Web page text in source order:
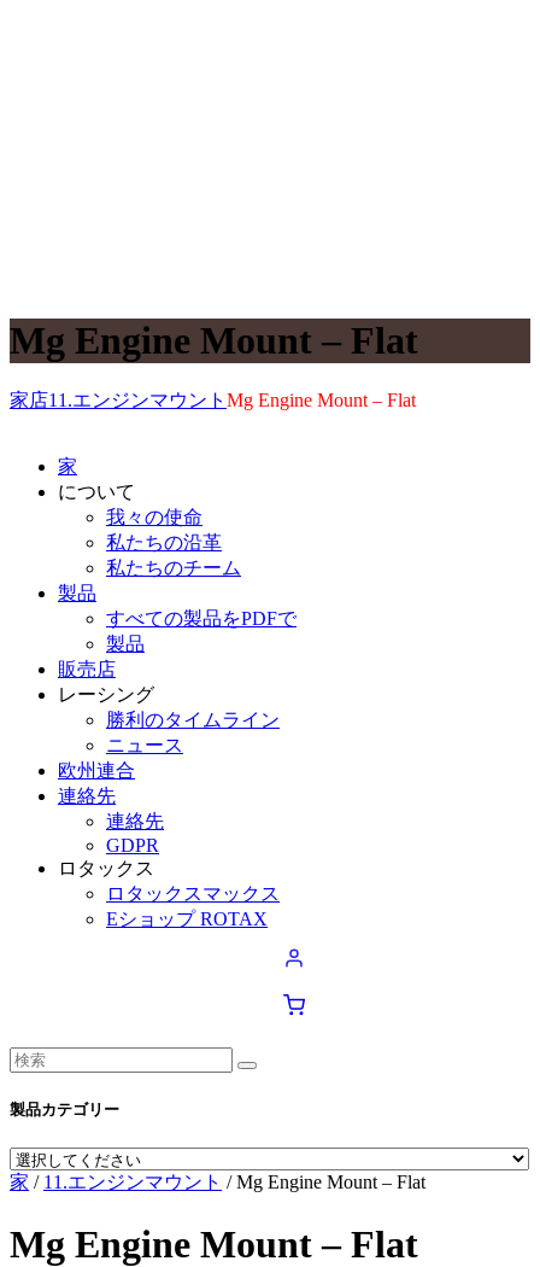
Mg Engine Mount – Flat
家店11.エンジンマウント Mg Engine Mount – Flat
家
について
我々の使命
私たちの沿革
私たちのチーム
製品
すべての製品をPDFで
製品
販売店
レーシング
勝利のタイムライン
ニュース
欧州連合
連絡先
連絡先
GDPR
ロタックス
ロタックスマックス
Eショップ ROTAX
製品カテゴリー
家 / 11.エンジンマウント / Mg Engine Mount – Flat
Mg Engine Mount – Flat